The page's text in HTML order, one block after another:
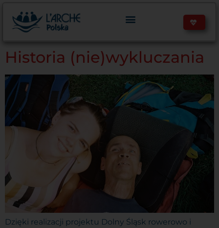
treści
Historia (nie)wykluczania
Dzięki realizacji projektu Dolny Śląsk rowerowo i